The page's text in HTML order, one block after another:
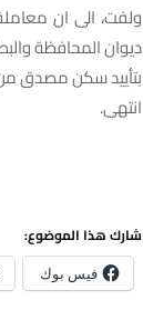
ولفت، الى ان
ديوان المحافظة
بتأييد سكن مصدق من
انتهى.
شارك هذا الموضوع:
فيس بوك